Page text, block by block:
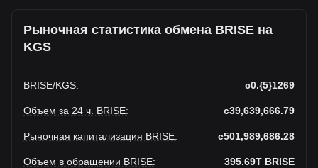
Рыночная статистика обмена BRISE на
KGS
BRISE/KGS: с0.{5}1269
Объем за 24 ч. BRISE: с39,639,666.79
Рыночная капитализация BRISE: с501,989,686.28
Объем в обращении BRISE: 395.69T BRISE